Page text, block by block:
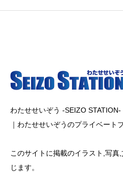
わたせせいぞう -SEIZO STATION-
｜わたせせいぞうのプライベート
このサイトに掲載のイラスト,写
じます。